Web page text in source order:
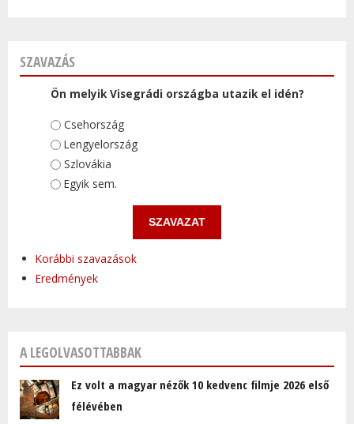
SZAVAZÁS
Ön melyik Visegrádi országba utazik el idén?
Választások
Csehország
Lengyelország
Szlovákia
Egyik sem.
Korábbi szavazások
Eredmények
A LEGOLVASOTTABBAK
Ez volt a magyar nézők 10 kedvenc filmje 2026 első
félévében